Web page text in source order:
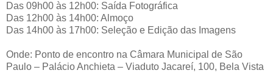
Das 09h00 às 12h00: Saída Fotográfica
Das 12h00 às 14h00: Almoço
Das 14h00 às 17h00: Seleção e Edição das Imagens
Onde: Ponto de encontro na Câmara Municipal de São
Paulo – Palácio Anchieta – Viaduto Jacareí, 100, Bela Vista